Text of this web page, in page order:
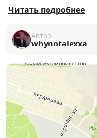
«ART-СИБИРСК»— это
творческий
объединяет
создают яркие
В финале зрителей
спектакли и
драматических
литературных работ
возможность
Читать подробнее
Автор
whynotalexxa